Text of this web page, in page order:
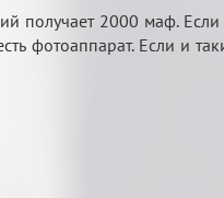
получает 2000 маф.
фотоаппарат. Если и